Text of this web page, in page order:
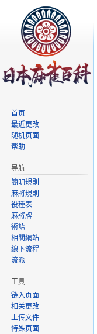
首页
最近更改
随机页面
帮助
导航
簡明規則
麻將規則
役種表
麻將牌
術語
相關網站
線下流程
流派
工具
链入页面
相关更改
上传文件
特殊页面